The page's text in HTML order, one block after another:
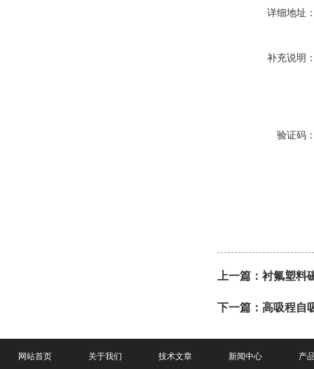
详细地址
补充说明
验证码
上一篇： 衬氟塑料
下一篇： 高吸程自
网站首页 关于我们 技术文章 新闻中心 产